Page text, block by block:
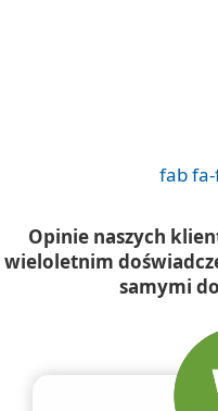
fab
Opinie naszych
wieloletnim
samymi